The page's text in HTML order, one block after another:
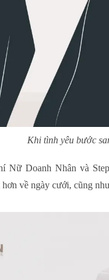
Khi tình yêu bước
Nữ Doanh Nhân và
về ngày cưới, cũng